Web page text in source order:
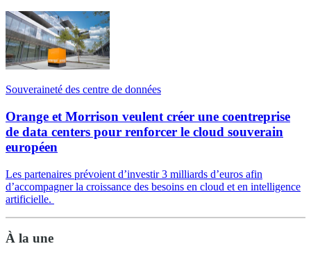
Souveraineté des centre de données
Orange et Morrison veulent créer une coentreprise
de data centers pour renforcer le cloud souverain
européen
Les partenaires prévoient d’investir 3 milliards d’euros afin
d’accompagner la croissance des besoins en cloud et en intelligence
artificielle.
À la une